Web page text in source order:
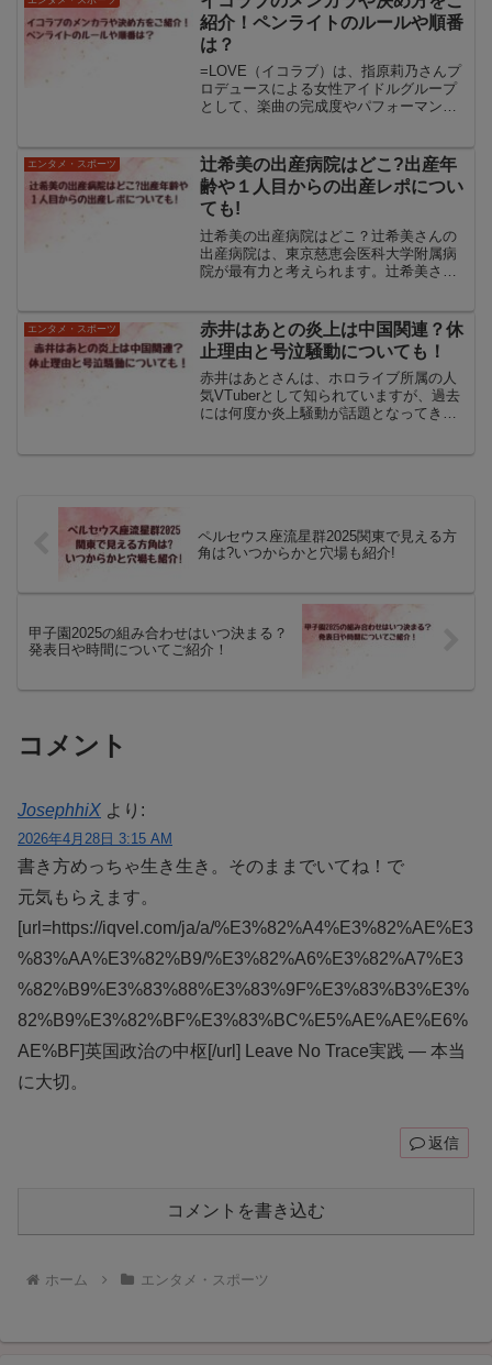
く見られます。さらに、関...
紹介！ペンライトのルールや順番
は？
=LOVE（イコラブ）は、指原莉乃さんプ
ロデュースによる女性アイドルグループ
として、楽曲の完成度やパフォーマンス
は、メンバーごとに設定されたメンカラ
（メンバーカラー）がフ...
エンタメ・スポーツ
辻希美の出産病院はどこ?出産年
齢や１人目からの出産レポについ
ても!
辻希美の出産病院はどこ？辻希美さんの
出産病院は、東京慈恵会医科大学附属病
院が最有力と考えられます。辻希美さん
は、辻希美さんのSNSに投稿されたお祝
い膳の写真は話題にな...
エンタメ・スポーツ
赤井はあとの炎上は中国関連？休
止理由と号泣騒動についても！
赤井はあとさんは、ホロライブ所属の人
気VTuberとして知られていますが、過去
には何度か炎上騒動が話題となってきま
ペルセウス座流星群2025関東で見える方
角は?いつからかと穴場も紹介!
甲子園2025の組み合わせはいつ決まる？
発表日や時間についてご紹介！
コメント
JosephhiX より:
2026年4月28日 3:15 AM
書き方めっちゃ生き生き。そのままでいてね！で
元気もらえます。
[url=https://iqvel.com/ja/a/%E3%82%A4%E3%82%AE%E3
%83%AA%E3%82%B9/%E3%82%A6%E3%82%A7%E3
%82%B9%E3%83%88%E3%83%9F%E3%83%B3%E3%
82%B9%E3%82%BF%E3%83%BC%E5%AE%AE%E6%
AE%BF]英国政治の中枢[/url] Leave No Trace実践 — 本当
に大切。
返信
コメントを書き込む
ホーム エンタメ・スポーツ